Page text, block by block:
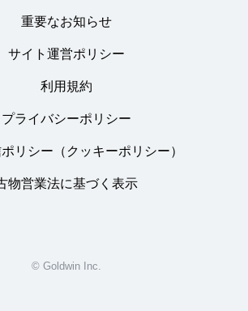
重要なお知らせ
サイト運営ポリシー
利用規約
プライバシーポリシー
リシー（クッキーポリシー）
物営業法に基づく表示
© Goldwin Inc.